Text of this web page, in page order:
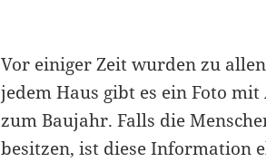
Vor einiger Zeit wurden zu
jedem Haus gibt es ein Foto
zum Baujahr. Falls die
besitzen, ist diese Information